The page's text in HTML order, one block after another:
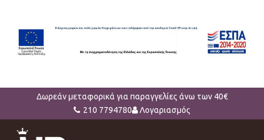
Δωρεάν μεταφορικά για παραγγελίες άνω των 40€
210 7794780
Λογαριασμός